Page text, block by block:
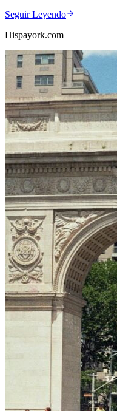
Seguir Leyendo
Hispayork.com